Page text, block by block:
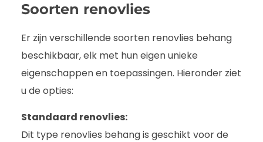
Soorten renovlies
Er zijn verschillende soorten renovlies behang
beschikbaar, elk met hun eigen unieke
eigenschappen en toepassingen. Hieronder ziet
u de opties:
Standaard renovlies:
Dit type renovlies behang is geschikt voor de